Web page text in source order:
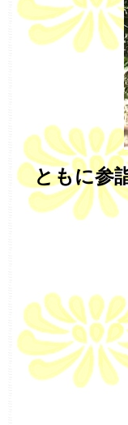
ともに参